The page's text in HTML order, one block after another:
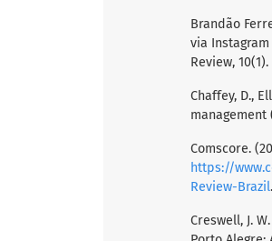
Brandão
via
Review,
Chaffey, D.,
management
Comscore.
https://
Review-Brazil.
Creswell, J.